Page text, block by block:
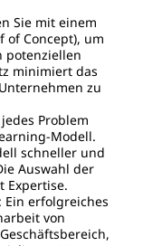
Sie mit einem
of Concept), um
potenziellen
minimiert das
zu
Problem
Modell.
schneller und
Auswahl der
Expertise.
erfolgreiches
von